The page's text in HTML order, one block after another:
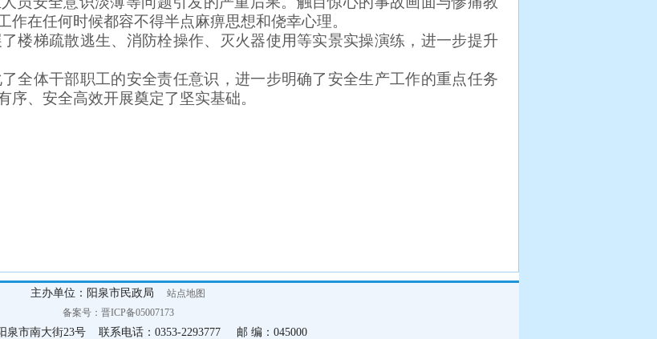
在任何时候都容不得半点麻痹思想和侥幸心理。
梯疏散逃生、消防栓操作、灭火器使用等实景实操演练，进一步提升
体干部职工的安全责任意识，进一步明确了安全生产工作的重点任务
、安全高效开展奠定了坚实基础。
主办单位：阳泉市民政局 站点地图
备案号：晋ICP备05007173
泉市南大街23号 联系电话：0353-2293777 邮 编：045000